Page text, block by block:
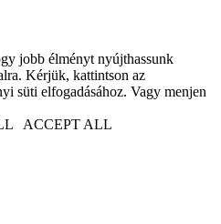
jobb élményt nyújthassunk
Kérjük, kattintson az
süti elfogadásához. Vagy menjen
ACCEPT ALL